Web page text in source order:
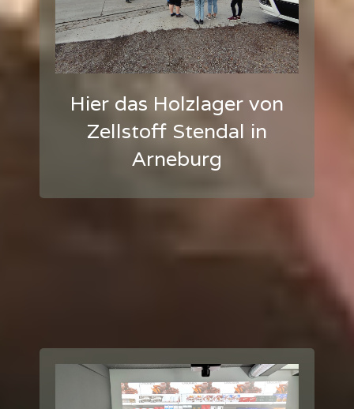
Hier das Holzlager von
Zellstoff Stendal in
Arneburg